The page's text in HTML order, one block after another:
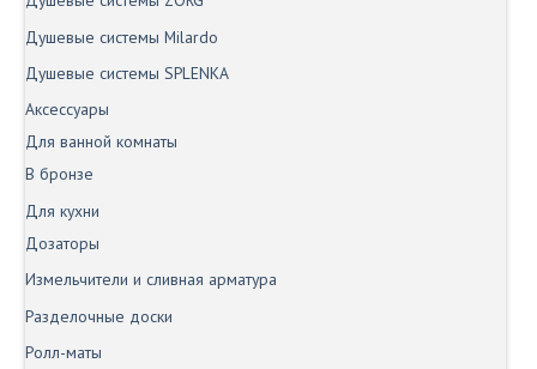
Душевые системы Milardo
Душевые системы SPLENKA
Аксессуары
Для ванной комнаты
В бронзе
Для кухни
Дозаторы
Измельчители и сливная арматура
Разделочные доски
Ролл-маты